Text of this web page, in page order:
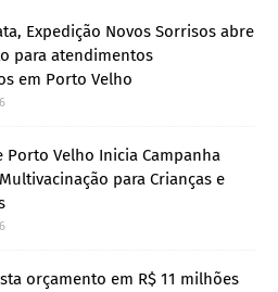
Expedição Novos Sorrisos abre
para atendimentos
em Porto Velho
Porto Velho Inicia Campanha
para Crianças e
orçamento em R$ 11 milhões